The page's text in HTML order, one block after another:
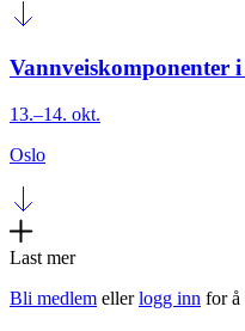
Vannveiskomponenter
13.–14. okt.
Oslo
Last mer
Bli medlem ellerlogg inn for å